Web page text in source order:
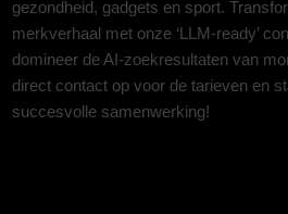
gezondheid, gadgets en sport.
merkverhaal met onze ‘LLM-ready’
domineer de AI-zoekresultaten van
direct contact op voor de tarieven en
succesvolle samenwerking!